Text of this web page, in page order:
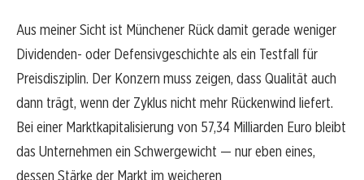
Aus meiner Sicht ist Münchener Rück damit gerade weniger
Dividenden- oder Defensivgeschichte als ein Testfall für
Preisdisziplin. Der Konzern muss zeigen, dass Qualität auch
dann trägt, wenn der Zyklus nicht mehr Rückenwind liefert.
Bei einer Marktkapitalisierung von 57,34 Milliarden Euro bleibt
das Unternehmen ein Schwergewicht — nur eben eines,
dessen Stärke der Markt im weicheren